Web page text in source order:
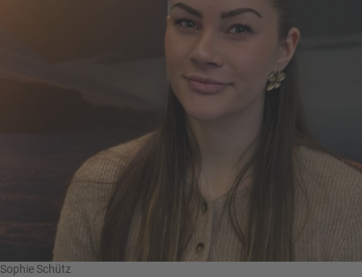
Sophie Schütz